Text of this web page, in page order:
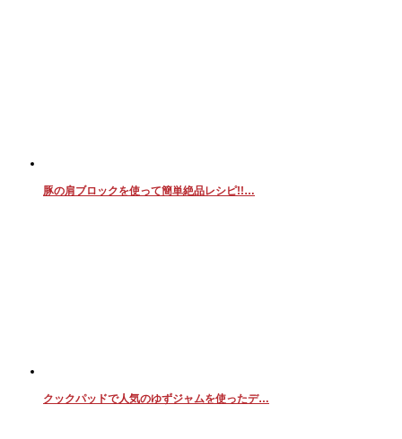
豚の肩ブロックを使って簡単絶品レシピ!!…
クックパッドで人気のゆずジャムを使ったデ…